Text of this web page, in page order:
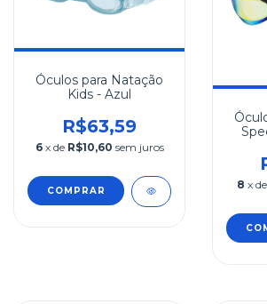
Óculos para Natação
Kids - Azul
R$63,59
6 x de R$10,60 sem juros
COMPRAR 8 x de